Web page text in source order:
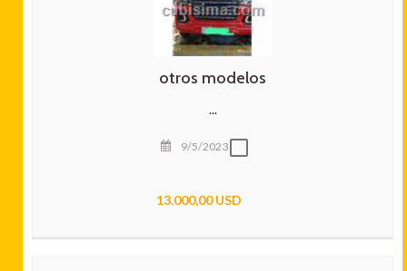
otros modelos
...
9/5/2023
13.000,00 USD